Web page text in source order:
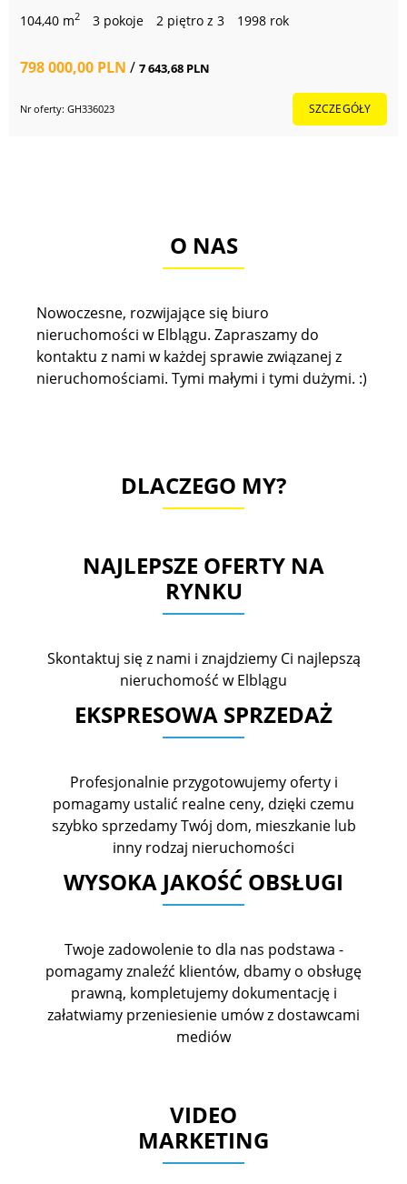
104,40 m2 3 pokoje 2 piętro z 3 1998 rok
798 000,00 PLN / 7 643,68 PLN
Nr oferty: GH336023 SZCZEGÓŁY
O NAS
Nowoczesne, rozwijające się biuro
nieruchomości w Elblągu. Zapraszamy do
kontaktu z nami w każdej sprawie związanej z
nieruchomościami. Tymi małymi i tymi dużymi. :)
DLACZEGO MY?
NAJLEPSZE OFERTY NA
RYNKU
Skontaktuj się z nami i znajdziemy Ci najlepszą
nieruchomość w Elblągu
EKSPRESOWA SPRZEDAŻ
Profesjonalnie przygotowujemy oferty i
pomagamy ustalić realne ceny, dzięki czemu
szybko sprzedamy Twój dom, mieszkanie lub
inny rodzaj nieruchomości
WYSOKA JAKOŚĆ OBSŁUGI
Twoje zadowolenie to dla nas podstawa -
pomagamy znaleźć klientów, dbamy o obsługę
prawną, kompletujemy dokumentację i
załatwiamy przeniesienie umów z dostawcami
mediów
VIDEO
MARKETING